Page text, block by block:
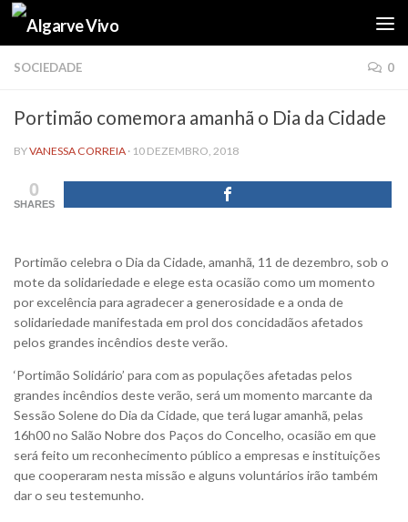
Skip to content
SOCIEDADE 0
Portimão comemora amanhã o Dia da Cidade
BYVANESSA CORREIA · 10 DEZEMBRO, 2018
0
SHARES
Portimão celebra o Dia da Cidade, amanhã, 11 de dezembro, sob o
mote da solidariedade e elege esta ocasião como um momento
por excelência para agradecer a generosidade e a onda de
solidariedade manifestada em prol dos concidadãos afetados
pelos grandes incêndios deste verão.
‘Portimão Solidário’ para com as populações afetadas pelos
grandes incêndios deste verão, será um momento marcante da
Sessão Solene do Dia da Cidade, que terá lugar amanhã, pelas
16h00 no Salão Nobre dos Paços do Concelho, ocasião em que
será feito um reconhecimento público a empresas e instituições
que cooperaram nesta missão e alguns voluntários irão também
dar o seu testemunho.